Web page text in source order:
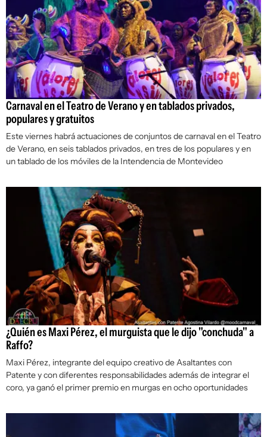
Carnaval en el Teatro de Verano y en tablados privados,
populares y gratuitos
Este viernes habrá actuaciones de conjuntos de carnaval en el Teatro
de Verano, en seis tablados privados, en tres de los populares y en
un tablado de los móviles de la Intendencia de Montevideo
¿Quién es Maxi Pérez, el murguista que le dijo "conchuda" a
Raffo?
Maxi Pérez, integrante del equipo creativo de Asaltantes con
Patente y con diferentes responsabilidades además de integrar el
coro, ya ganó el primer premio en murgas en ocho oportunidades